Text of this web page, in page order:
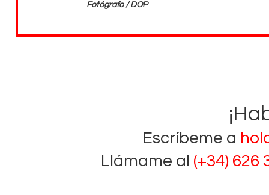
Fotógrafo / DOP
Escríbeme a
Llámame al (+34) 626